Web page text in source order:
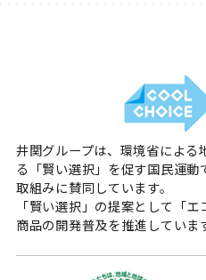
井関グループは、環境省による
る「賢い選択」を促す国民運
取組みに賛同しています。
「賢い選択」の提案として「
商品の開発普及を推進していま